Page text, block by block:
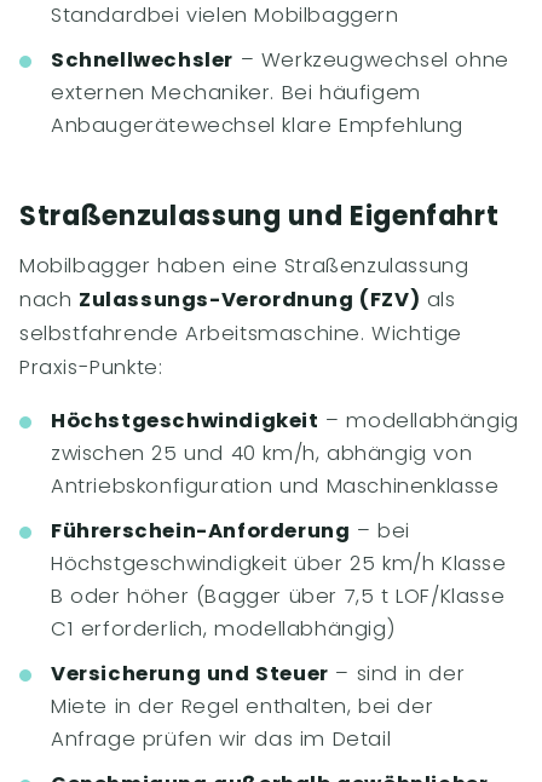
Standardbei vielen Mobilbaggern
Schnellwechsler – Werkzeugwechsel ohne
externen Mechaniker. Bei häufigem
Anbaugerätewechsel klare Empfehlung
Straßenzulassung und Eigenfahrt
Mobilbagger haben eine Straßenzulassung
nach Zulassungs-Verordnung (FZV) als
selbstfahrende Arbeitsmaschine. Wichtige
Praxis-Punkte:
Höchstgeschwindigkeit – modellabhängig
zwischen 25 und 40 km/h, abhängig von
Antriebskonfiguration und Maschinenklasse
Führerschein-Anforderung – bei
Höchstgeschwindigkeit über 25 km/h Klasse
B oder höher (Bagger über 7,5 t LOF/Klasse
C1 erforderlich, modellabhängig)
Versicherung und Steuer – sind in der
Miete in der Regel enthalten, bei der
Anfrage prüfen wir das im Detail